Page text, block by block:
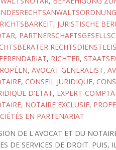
, JURISTISCHE
,
, RICHTER,
, AVOCAT GENERALIST,
, CONSEIL JURIDIQUE,
D'ETAT, EXPERT-
, NOTAIRE EXCLUSIF,
EN PARTENARIAT
DE L'AVOCAT ET DU
DE SERVICES DE DROIT. PUIS,